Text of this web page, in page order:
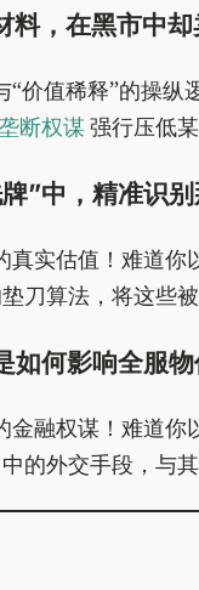
料，在黑市中
“价值稀释”的操
断权谋强行压低
”中，精准识
真实估值！难道
刀算法，将这些
如何影响全服物
金融权谋！难道你
中的外交手段，与